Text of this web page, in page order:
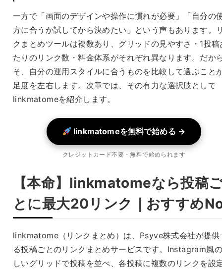
一方で「画面のデザインや操作に慣れが必要」「自分の
方に合うか試してから決めたい」という声もあります。
クまとめツールは複数あり、グリッドの見やすさ・1投稿
たりのリンク数・料金体系がそれぞれ異なります。だか
そ、自分の運用スタイルに合うものを比較して選ぶこと
足度を左右します。次章では、その有力な選択肢として
linkmatomeを紹介します。
linkmatomeを無料で始める →
クレジットカード不要・無料で始められます
【本命】linkmatomeなら投稿
とに最大20リンク｜おすすめ
linkmatome（リンクまとめ）は、Psyve株式会社が提供
る投稿ごとのリンクまとめサービスです。Instagram風
しいグリッドで投稿を並べ、各投稿に複数のリンクを設